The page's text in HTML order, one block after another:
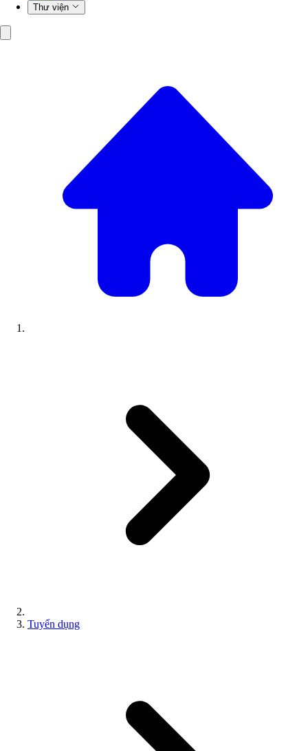
Thư viện
Tuyển dụng